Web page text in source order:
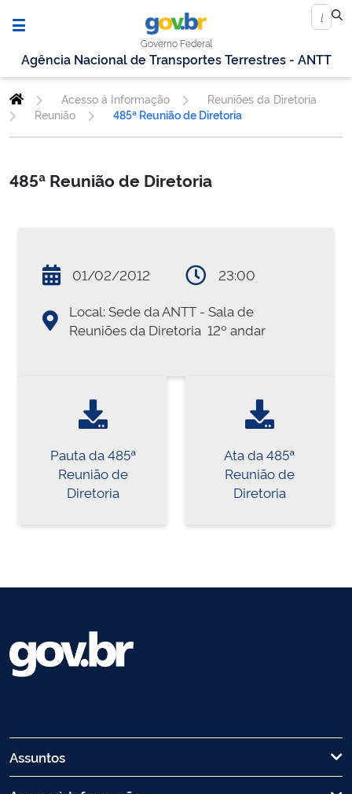
Governo Federal
Agência Nacional de Transportes Terrestres - ANTT
Acesso à Informação
Reuniões da Diretoria
Reunião
485ª Reunião de Diretoria
485ª Reunião de Diretoria
01/02/2012
23:00
Local: Sede da ANTT - Sala de
Reuniões da Diretoria  12º andar
Pauta da 485ª
Reunião de
Diretoria
Ata da 485ª
Reunião de
Diretoria
Assuntos